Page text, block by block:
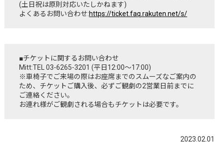
(土日祝は原則対応いたしかねます)
よくあるお問い合わせ:https://ticket.faq.rakuten.net/s/
■チケットに関するお問い合わせ
Mitt:TEL 03-6265-3201 (平日12:00〜17:00)
※車椅子でご来場の際はお座席までのスムーズなご案内の
ため、チケットご購入後、必ずご観劇の2営業日前までに
ご連絡ください。
お連れ様がご観劇される場合もチケットは必要です。
2023.02.01